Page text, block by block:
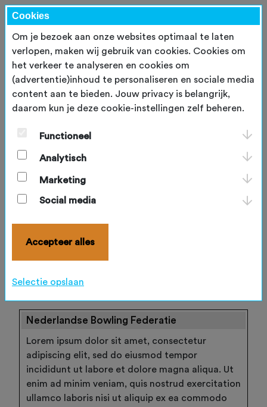
Inloggen
E-mailadres *
Blijf ingelogd
Wachtwoord vergeten
Nederlandse Bowling Federatie
Lorem ipsum dolor sit amet, consectetur
adipiscing elit, sed do eiusmod tempor
incididunt ut labore et dolore magna aliqua. Ut
enim ad minim veniam, quis nostrud exercitation
ullamco laboris nisi ut aliquip ex ea commodo
Cookies
Om je bezoek aan onze websites optimaal te laten
verlopen, maken wij gebruik van cookies. Cookies om
het verkeer te analyseren en cookies om
(advertentie)inhoud te personaliseren en sociale media
content aan te bieden. Jouw privacy is belangrijk,
daarom kun je deze cookie-instellingen zelf beheren.
Functioneel
Analytisch
Marketing
Social media
Accepteer alles
Selectie opslaan